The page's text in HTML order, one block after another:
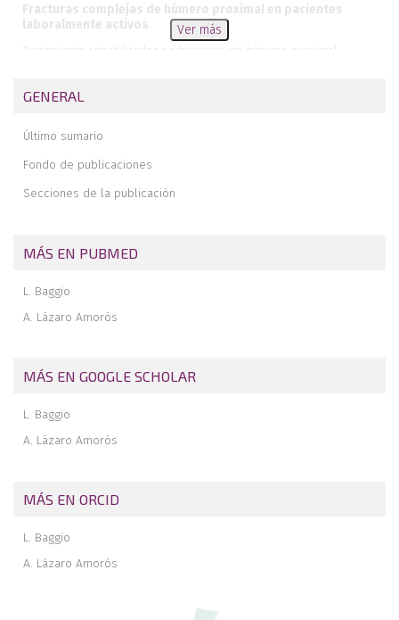
Fracturas complejas de húmero proximal en pacientes
laboralmente activos
Tratamiento rehabilitador en fracturas de húmero proximal
Perspectiva enfermera
caso
Ver más
GENERAL
Último sumario
Fondo de publicaciones
Secciones de la publicación
MÁS EN PUBMED
L. Baggio
A. Lázaro Amorós
MÁS EN GOOGLE SCHOLAR
L. Baggio
A. Lázaro Amorós
MÁS EN ORCID
L. Baggio
A. Lázaro Amorós